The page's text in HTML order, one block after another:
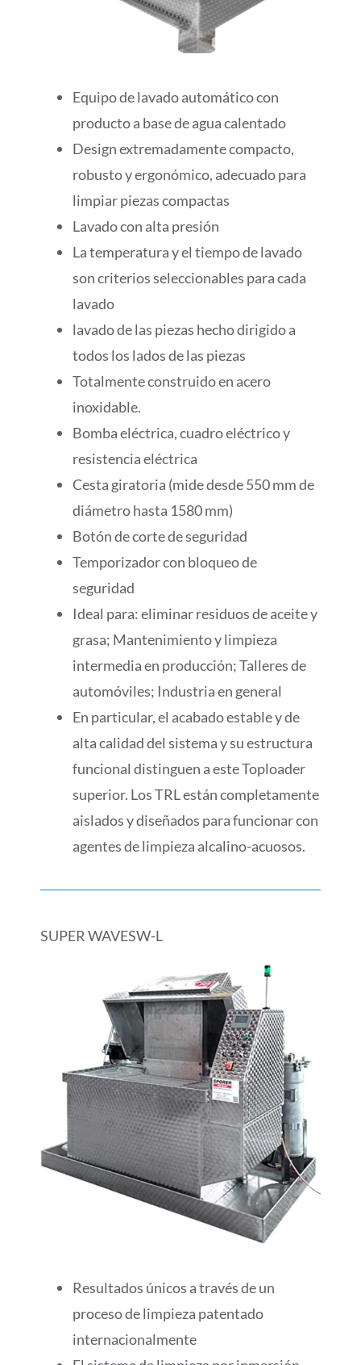
Equipo de lavado automático con
producto a base de agua calentado
Design extremadamente compacto,
robusto y ergonómico, adecuado para
limpiar piezas compactas
Lavado con alta presión
La temperatura y el tiempo de lavado
son criterios seleccionables para cada
lavado
lavado de las piezas hecho dirigido a
todos los lados de las piezas
Totalmente construido en acero
inoxidable.
Bomba eléctrica, cuadro eléctrico y
resistencia eléctrica
Cesta giratoria (mide desde 550 mm de
diámetro hasta 1580 mm)
Botón de corte de seguridad
Temporizador con bloqueo de
seguridad
Ideal para: eliminar residuos de aceite y
grasa; Mantenimiento y limpieza
intermedia en producción; Talleres de
automóviles; Industria en general
En particular, el acabado estable y de
alta calidad del sistema y su estructura
funcional distinguen a este Toploader
superior. Los TRL están completamente
aislados y diseñados para funcionar con
agentes de limpieza alcalino-acuosos.
SUPER WAVESW-L
Resultados únicos a través de un
proceso de limpieza patentado
internacionalmente